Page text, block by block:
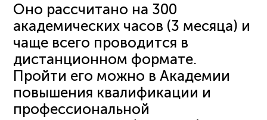
Оно рассчитано на 300
академических часов (3 месяца) и
чаще всего проводится в
дистанционном формате.
Пройти его можно в Академии
повышения квалификации и
профессиональной